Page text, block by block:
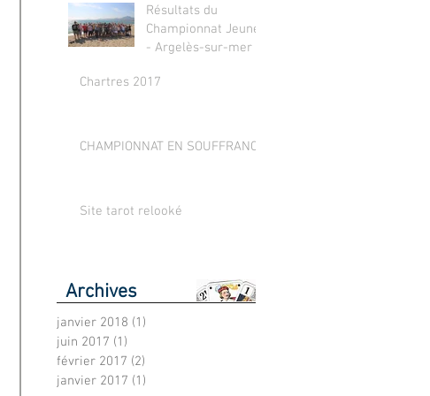
Résultats du
Championnat Jeunes
- Argelès-sur-mer !
Chartres 2017
CHAMPIONNAT EN SOUFFRANCE
Site tarot relooké
Archives
janvier 2018 (1)
juin 2017 (1)
février 2017 (2)
janvier 2017 (1)